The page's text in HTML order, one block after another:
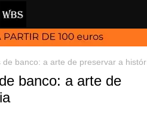
de banco: a arte de preservar a
banco: a arte de